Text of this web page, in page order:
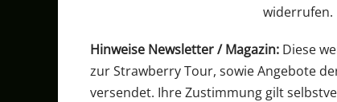
widerrufen.
Hinweise Newsletter / Magazin: Diese
zur Strawberry Tour, sowie Angebote
versendet. Ihre Zustimmung gilt